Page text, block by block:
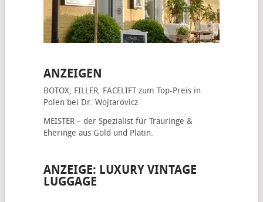
ANZEIGEN
BOTOX, FILLER, FACELIFTzum Top-Preis in
Polen bei Dr. Wojtarovicz
MEISTER – der Spezialist für Trauringe &
Eheringe aus Gold und Platin.
ANZEIGE: LUXURY VINTAGE
LUGGAGE